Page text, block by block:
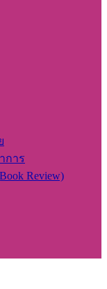
การ
Review)